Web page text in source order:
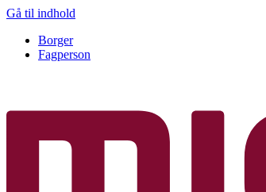
Gå til indhold
Borger
Fagperson